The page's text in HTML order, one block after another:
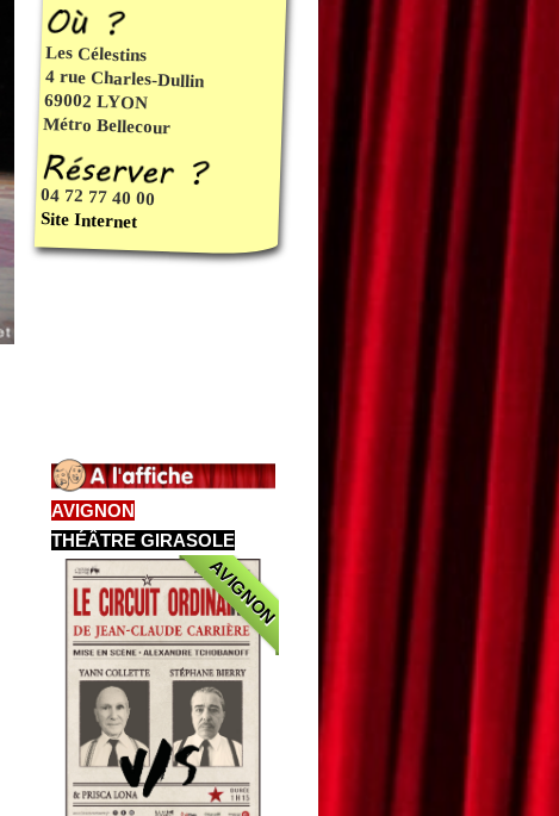
Les Célestins
4 rue Charles-Dullin
69002 LYON
Métro Bellecour
04 72 77 40 00
Site Internet
AVIGNON
THÉÂTRE GIRASOLE
AVIGNON